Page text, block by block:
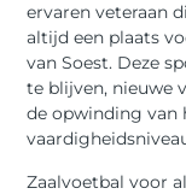
ervaren veteraan
altijd een plaats
van Soest. Deze
te blijven, nieuwe
de opwinding van
Zaalvoetbal voor